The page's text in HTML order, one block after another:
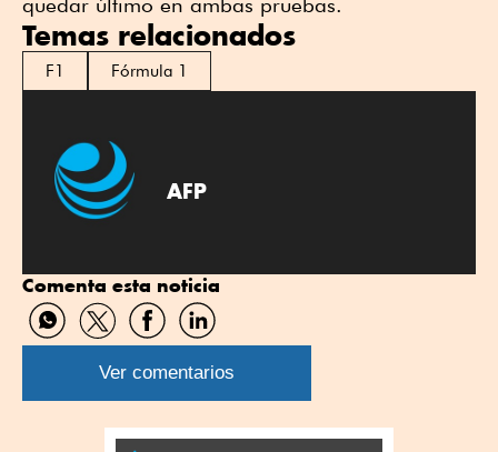
Temas relacionados
F1 Fórmula 1
AFP
Comenta esta noticia
Compartir
por
WhatsApp
Compartir
por
Twitter
Compartir
por
Facebook
Compartir
por
Linkedin
Ver comentarios